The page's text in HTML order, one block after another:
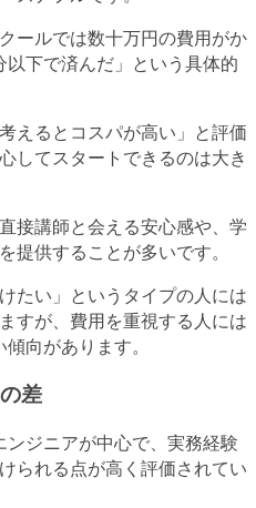
ールでは数十万円の費用がか
下で済んだ」という具体的
えるとコスパが高い」と評価
してスタートできるのは大き
接講師と会える安心感や、学
提供することが多いです。
たい」というタイプの人には
すが、費用を重視する人には
向があります。
差
ジニアが中心で、実務経験
られる点が高く評価されてい